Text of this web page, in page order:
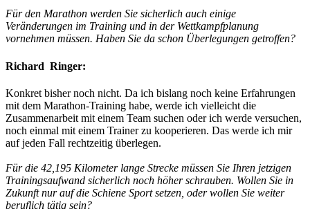
Für den Marathon werden Sie sicherlich auch einige
Veränderungen im Training und in der Wettkampfplanung
vornehmen müssen. Haben Sie da schon Überlegungen getroffen?
Richard Ringer:
Konkret bisher noch nicht. Da ich bislang noch keine Erfahrungen
mit dem Marathon-Training habe, werde ich vielleicht die
Zusammenarbeit mit einem Team suchen oder ich werde versuchen,
noch einmal mit einem Trainer zu kooperieren. Das werde ich mir
auf jeden Fall rechtzeitig überlegen.
Für die 42,195 Kilometer lange Strecke müssen Sie Ihren jetzigen
Trainingsaufwand sicherlich noch höher schrauben. Wollen Sie in
Zukunft nur auf die Schiene Sport setzen, oder wollen Sie weiter
beruflich tätig sein?